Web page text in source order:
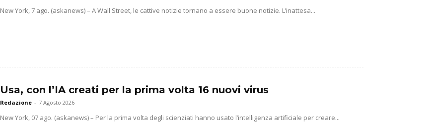
New York, 7 ago. (askanews) – A Wall Street, le cattive notizie tornano a essere buone notizie. L’inattesa...
Usa, con l’IA creati per la prima volta 16 nuovi virus
Redazione - 7 Agosto 2026
New York, 07 ago. (askanews) – Per la prima volta degli scienziati hanno usato l’intelligenza artificiale per creare...